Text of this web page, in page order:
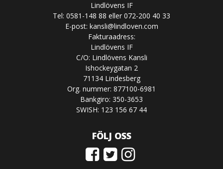
Lindlövens IF
Tel: 0581-148 88 eller 072-200 40 33
E-post: kansli@lindloven.com
Fakturaadress:
Lindlövens IF
C/O: Lindlövens Kansli
Ishockeygatan 2
71134 Lindesberg
Org. nummer: 877100-6981
Bankgiro: 350-3653
SWISH: 123 156 67 44
FÖLJ OSS